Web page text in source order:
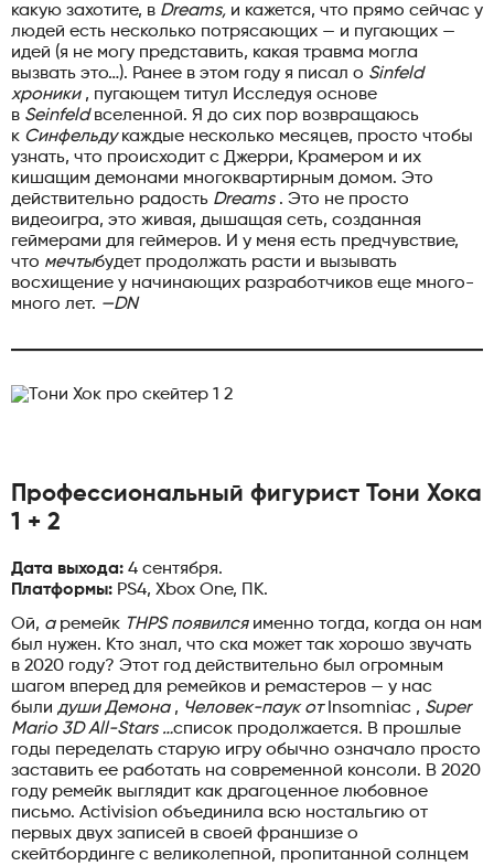
какую захотите, в Dreams, и кажется, что прямо сейчас у
людей есть несколько потрясающих — и пугающих —
идей (я не могу представить, какая травма могла
вызвать это…). Ранее в этом году я писал о Sinfeld
хроники, пугающем титул Исследуя основе
в Seinfeldвселенной. Я до сих пор возвращаюсь
к Синфельдукаждые несколько месяцев, просто чтобы
узнать, что происходит с Джерри, Крамером и их
кишащим демонами многоквартирным домом. Это
действительно радость Dreams. Это не просто
видеоигра, это живая, дышащая сеть, созданная
геймерами для геймеров. И у меня есть предчувствие,
что мечтыбудет продолжать расти и вызывать
восхищение у начинающих разработчиков еще много-
много лет. —DN
Профессиональный фигурист Тони Хока
1 + 2
Дата выхода: 4 сентября.
Платформы: PS4, Xbox One, ПК.
Ой, аремейк THPS появилсяименно тогда, когда он нам
был нужен. Кто знал, что ска может так хорошо звучать
в 2020 году? Этот год действительно был огромным
шагом вперед для ремейков и ремастеров — у нас
были души Демона, Человек-паук отInsomniac , Super
Mario 3D All-Stars …список продолжается. В прошлые
годы переделать старую игру обычно означало просто
заставить ее работать на современной консоли. В 2020
году ремейк выглядит как драгоценное любовное
письмо. Activision объединила всю ностальгию от
первых двух записей в своей франшизе о
скейтбординге с великолепной, пропитанной солнцем